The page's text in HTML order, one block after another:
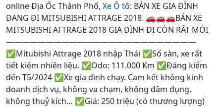
online Địa Ốc Thành Phố, Xe Ô tô: BÁN XE GIA ĐÌNH
ĐANG ĐI MITSUBISHI ATTRAGE 2018. 🚗🚗🚗BÁN XE
MITSUBISHI ATTRAGE 2018 GIA ĐÌNH ĐI CÒN RẤT MỚI
————————————————————————
✅Mítubishi Attrage 2018 nhập Thái ✅Số sàn, xe rất
tiết kiệm nhiên liệu. ✅Odo: 111.000 Km ✅Đăng kiểm
đến T5/2024 ✅Xe gia đình chạy. Cam kết không kinh
doanh dịch vụ, không va chạm, không đâm đụng,
không thuỷ kích… ✅Giá: 250 triệu (có thương lượng)